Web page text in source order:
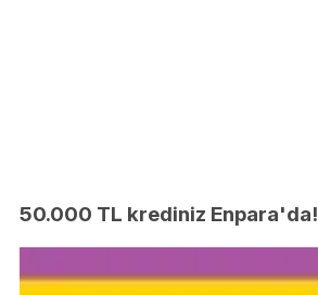
50.000 TL krediniz Enpara'da!